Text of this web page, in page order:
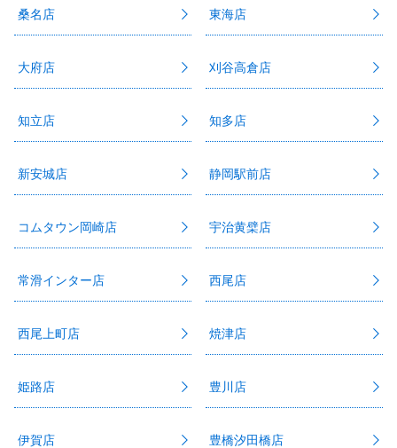
桑名店 東海店
大府店 刈谷高倉店
知立店 知多店
新安城店 静岡駅前店
コムタウン岡崎店 宇治黄檗店
常滑インター店 西尾店
西尾上町店 焼津店
姫路店 豊川店
伊賀店 豊橋汐田橋店